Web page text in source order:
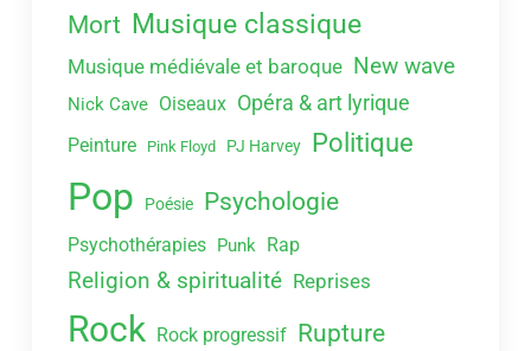
Mort Musique classique
Musique médiévale et baroque New wave
Nick Cave Oiseaux Opéra & art lyrique
Peinture Pink Floyd PJ Harvey Politique
Pop Poésie Psychologie
Psychothérapies Punk Rap
Religion & spiritualité Reprises
Rock Rock progressif Rupture